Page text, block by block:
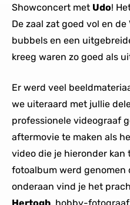
Showconcert met Udo!
De zaal zat goed vol en
bubbels en een
kreeg waren zo goed als
Er werd veel
we uiteraard met jullie
professionele videograaf
aftermovie te maken als
video die je hieronder
fotoalbum werd genomen
onderaan vind je het
Hertogh, hobby-